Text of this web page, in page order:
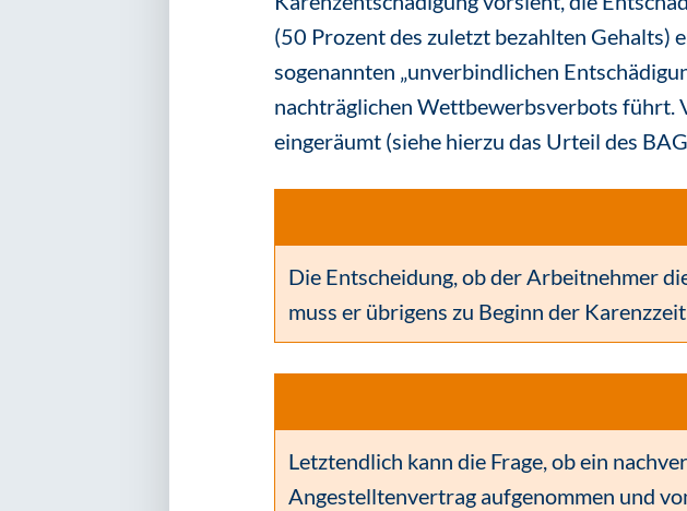
(50 Prozent des zuletzt bezahlten Gehalts)
sogenannten „unverbindlichen
nachträglichen Wettbewerbsverbots führt.
eingeräumt (siehe hierzu das Urteil des
Die Entscheidung, ob der Arbeitnehmer
muss er übrigens zu Beginn der
Letztendlich kann die Frage, ob ein
Angestelltenvertrag aufgenommen und